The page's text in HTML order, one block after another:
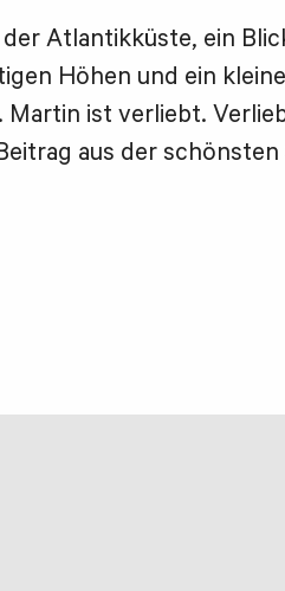
Atlantikküste, ein
Höhen und ein
Martin ist verliebt.
aus der schönsten